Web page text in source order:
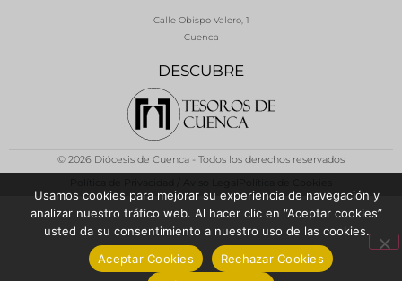
DESCUBRE
Calle Obispo Valero, 1
Cuenca
© 2026 Diócesis de Cuenca - Todos los derechos reservados
Usamos cookies para mejorar su experiencia de navegación y
analizar nuestro tráfico web. Al hacer clic en “Aceptar cookies”
usted da su consentimiento a nuestro uso de las cookies.
Aceptar Cookies
Rechazar Cookies